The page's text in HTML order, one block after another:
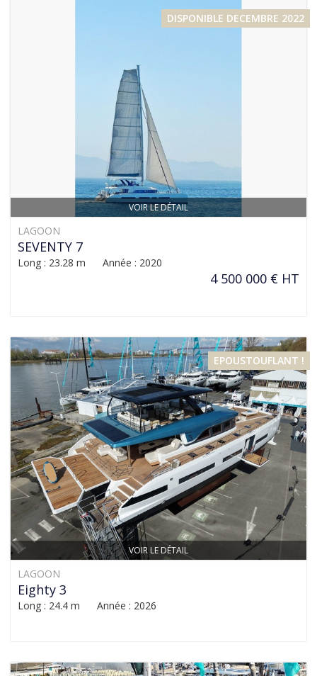
VOIR LE DÉTAIL
DISPONIBLE DECEMBRE 2022
LAGOON
SEVENTY 7
Long : 23.28 m Année : 2020
4 500 000 € HT
VOIR LE DÉTAIL
EPOUSTOUFLANT !
LAGOON
Eighty 3
Long : 24.4 m Année : 2026